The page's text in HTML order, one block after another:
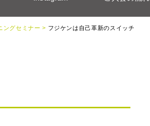
ングセミナー > フジケンは自己革新のスイッチ